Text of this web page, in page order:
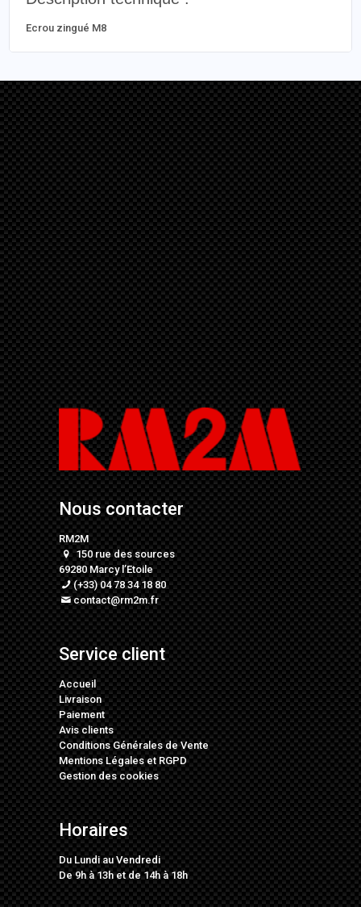
Ecrou zingué M8
Nous contacter
RM2M
150 rue des sources
69280 Marcy l’Etoile
(+33) 04 78 34 18 80
contact@rm2m.fr
Service client
Accueil
Livraison
Paiement
Avis clients
Conditions Générales de Vente
Mentions LégalesetRGPD
Gestion des cookies
Horaires
Du Lundi au Vendredi
De 9h à 13h et de 14h à 18h